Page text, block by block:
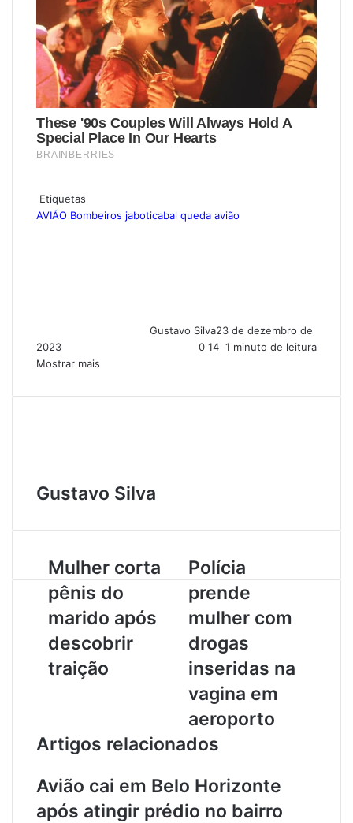
Etiquetas
AVIÃO Bombeiros jaboticabal queda avião
Gustavo Silva23 de dezembro de
2023
0 14 1 minuto de leitura
Mostrar mais
Gustavo Silva
M
u
h
r
c
o
p
i
s
Mulher corta
pênis do
marido após
descobrir
traição
P
o
í
i
a
p
r
n
d
m
l
Polícia
prende
mulher com
drogas
inseridas na
vagina em
aeroporto
Artigos relacionados
Avião cai em Belo Horizonte
após atingir prédio no bairro